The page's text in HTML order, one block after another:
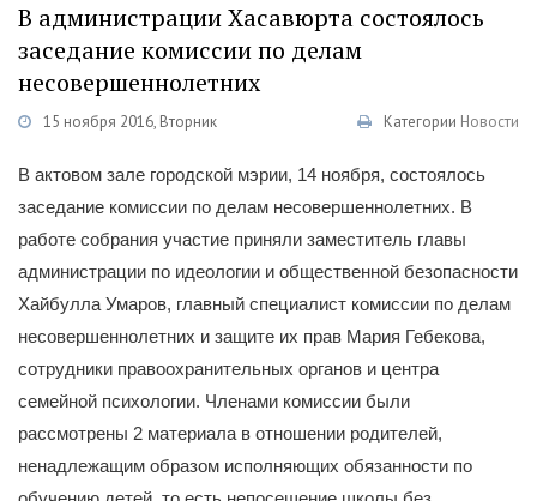
В администрации Хасавюрта состоялось
заседание комиссии по делам
несовершеннолетних
15 ноября 2016, Вторник Категории Новости
В актовом зале городской мэрии, 14 ноября, состоялось
заседание комиссии по делам несовершеннолетних. В
работе собрания участие приняли заместитель главы
администрации по идеологии и общественной безопасности
Хайбулла Умаров, главный специалист комиссии по делам
несовершеннолетних и защите их прав Мария Гебекова,
сотрудники правоохранительных органов и центра
семейной психологии. Членами комиссии были
рассмотрены 2 материала в отношении родителей,
ненадлежащим образом исполняющих обязанности по